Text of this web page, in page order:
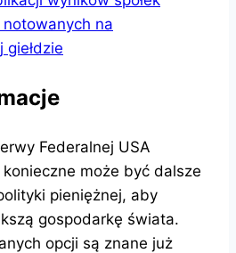
na
giełdzie
Federalnej USA
może być dalsze
pieniężnej, aby
gospodarkę świata.
opcji są znane już